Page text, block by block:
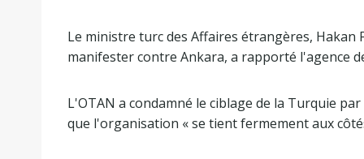
Le ministre turc des Affaires étrangères,
manifester contre Ankara, a rapporté l'agence
L'OTAN a condamné le ciblage de la Turquie
que l'organisation « se tient fermement aux